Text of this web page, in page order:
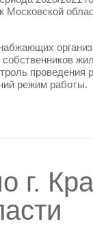
Московской
проведения
режим работы.